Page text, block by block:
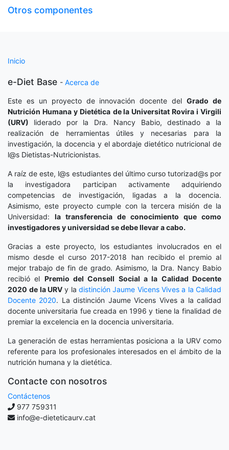
Otros componentes
Inicio
e-Diet Base - Acerca de
Este es un proyecto de innovación docente delGrado de
Nutrición Humana y Dietética de la Universitat Rovira i Virgili
(URV) liderado por la Dra. Nancy Babio, destinado a la
realización de herramientas útiles y necesarias para la
investigación, la docencia y el abordaje dietético nutricional de
l@s Dietistas-Nutricionistas.
A raíz de este, l@s estudiantes del último curso tutorizad@s por
la investigadora participan activamente adquiriendo
competencias de investigación, ligadas a la docencia.
Asimismo, este proyecto cumple con la tercera misión de la
Universidad: la transferencia de conocimiento que como
investigadores y universidad se debe llevar a cabo.
Gracias a este proyecto, los estudiantes involucrados en el
mismo desde el curso 2017-2018 han recibido el premio al
mejor trabajo de fin de grado. Asimismo, la Dra. Nancy Babio
recibió el Premio del Consell Social a la Calidad Docente
2020 de la URV y ladistinción Jaume Vicens Vives a la Calidad
Docente 2020. La distinción Jaume Vicens Vives a la calidad
docente universitaria fue creada en 1996 y tiene la finalidad de
premiar la excelencia en la docencia universitaria.
La generación de estas herramientas posiciona a la URV como
referente para los profesionales interesados en el ámbito de la
nutrición humana y la dietética.
Contacte con nosotros
Contáctenos
977 759311
info@e-dieteticaurv.cat